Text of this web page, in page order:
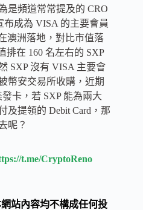
是頻道常常提及的 CRO
布成為 VISA 的主要會員
澳洲落地，對比市值落
排在 160 名左右的 SXP
SXP 沒有 VISA 主要會
幣安交易所收購，近期
卡，若 SXP 能為兩大
及提領的 Debit Card，那
呢？
t.me/CryptoReno
站內容均不構成任何投